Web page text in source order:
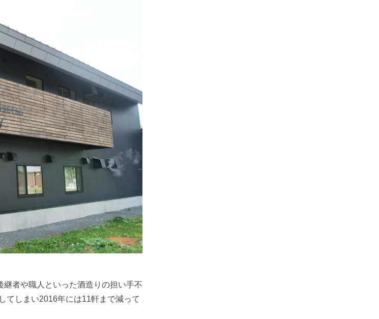
者や職人といった酒造りの担い手不
てしまい2016年には11軒まで減って